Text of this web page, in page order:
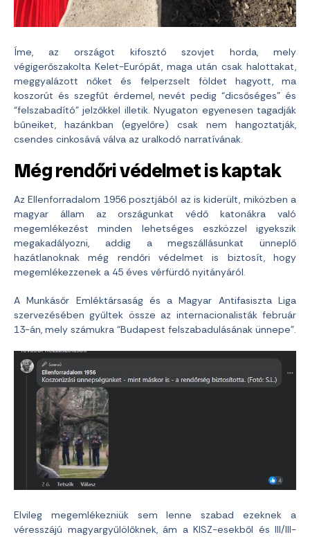
Íme, az országot kifosztó szovjet horda, mely
végigerőszakolta Kelet-Európát, maga után csak halottakat,
meggyalázott nőket és felperzselt földet hagyott, ma
koszorút és szegfűt érdemel, nevét pedig “dicsőséges” és
“felszabadító” jelzőkkel illetik. Nyugaton egyenesen tagadják
bűneiket, hazánkban (egyelőre) csak nem hangoztatják,
csendes cinkosává válva az uralkodó narratívának.
Még rendőri védelmet is kaptak
Az Ellenforradalom 1956 posztjából az is kiderült, miközben a
magyar állam az országunkat védő katonákra való
megemlékezést minden lehetséges eszközzel igyekszik
megakadályozni, addig a megszállásunkat ünneplő
hazátlanoknak még rendőri védelmet is biztosít, hogy
megemlékezzenek a 45 éves vérfürdő nyitányáról.
A Munkásőr Emléktársaság és a Magyar Antifasiszta Liga
szervezésében gyűltek össze az internacionalisták február
13-án, mely számukra “Budapest felszabadulásának ünnepe”.
Elvileg megemlékezniük sem lenne szabad ezeknek a
véresszájú magyargyűlölőknek, ám a KISZ-esekből és III/III-